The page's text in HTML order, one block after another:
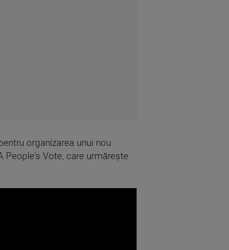
organizarea unui nou
People's Vote, care urmărește